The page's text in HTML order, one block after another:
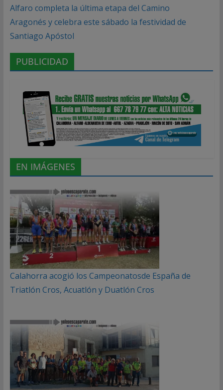
Alfaro completa la última etapa del Camino
Aragonés y celebra este sábado la festividad de
Santiago Apóstol
PUBLICIDAD
EN IMÁGENES
Calahorra acogió los Campeonatosde España de
Triatlón Cros, Acuatlón y Duatlón Cros